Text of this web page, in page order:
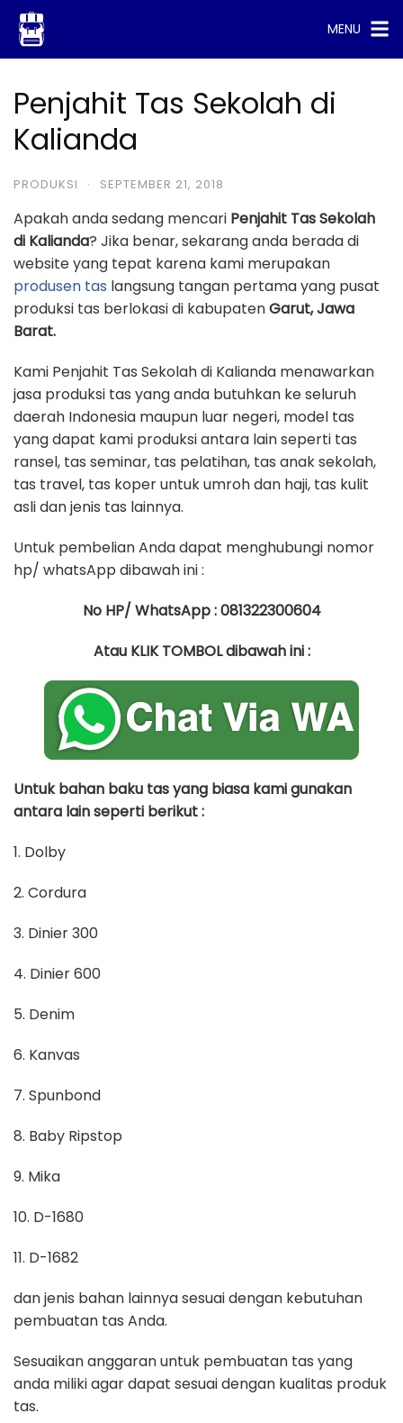
Skip
content
MENU
Penjahit Tas Sekolah di
Kalianda
PRODUKSI · SEPTEMBER 21, 2018
Apakah anda sedang mencari Penjahit Tas Sekolah
di Kalianda? Jika benar, sekarang anda berada di
website yang tepat karena kami merupakan
produsen tas langsung tangan pertama yang pusat
produksi tas berlokasi di kabupatenGarut, Jawa
Barat.
Kami Penjahit Tas Sekolah di Kalianda menawarkan
jasa produksi tas yang anda butuhkan ke seluruh
daerah Indonesia maupun luar negeri, model tas
yang dapat kami produksi antara lain seperti tas
ransel, tas seminar, tas pelatihan, tas anak sekolah,
tas travel, tas koper untuk umroh dan haji, tas kulit
asli dan jenis tas lainnya.
Untuk pembelian Anda dapat menghubungi nomor
hp/ whatsApp dibawah ini :
No HP/ WhatsApp : 081322300604
Atau KLIK TOMBOL dibawah ini :
Untuk bahan baku tas yang biasa kami gunakan
antara lain seperti berikut :
1. Dolby
2. Cordura
3. Dinier 300
4. Dinier 600
5. Denim
6. Kanvas
7. Spunbond
8. Baby Ripstop
9. Mika
10. D-1680
11. D-1682
dan jenis bahan lainnya sesuai dengan kebutuhan
pembuatan tas Anda.
Sesuaikan anggaran untuk pembuatan tas yang
anda miliki agar dapat sesuai dengan kualitas produk
tas.